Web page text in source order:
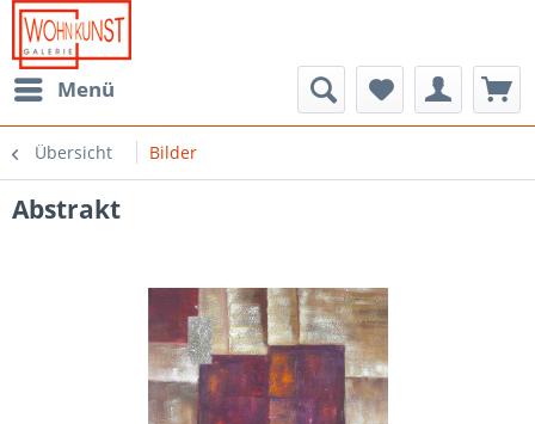
Menü
Übersicht Bilder
Abstrakt